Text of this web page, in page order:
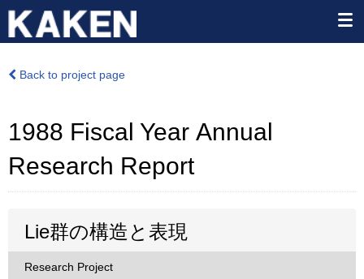
Back to project page
1988 Fiscal Year Annual
Research Report
Lie群の構造と表現
Research Project